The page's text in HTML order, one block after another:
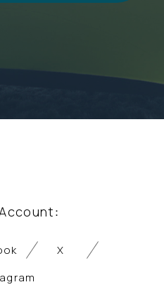
：
X